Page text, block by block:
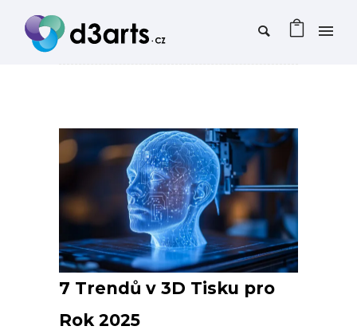
7 Trendů v 3D Tisku pro
Rok 2025